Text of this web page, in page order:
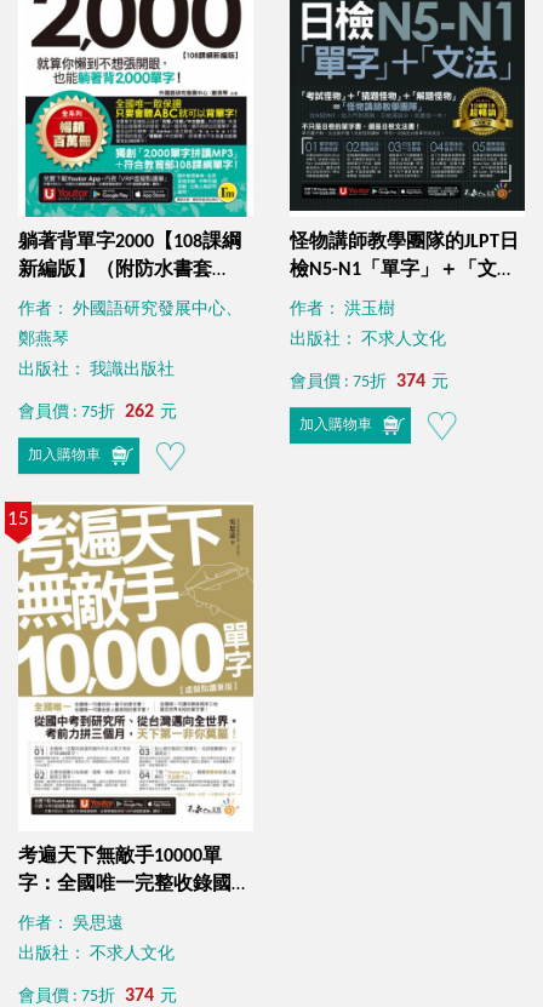
躺著背單字2000【108課綱
新編版】（附防水書套
+Youtor App「內含虛擬點
讀筆」）
作者： 外國語研究發展中心、
鄭燕琴
出版社： 我識出版社
會員價 : 75折 262 元
加入購物車
怪物講師教學團隊的JLPT日
檢N5-N1「單字」＋「文
法」（免費附贈「Youtor
App」內含VRP虛擬點讀
作者： 洪玉樹
出版社： 不求人文化
會員價 : 75折 374 元
加入購物車
15
考遍天下無敵手10000單
字：全國唯一完整收錄國內
外10大英文考試的必備單字
書【虛擬點讀筆版】（免費
VRP虛擬點讀筆）」＋名師
作者： 吳思遠
出版社： 不求人文化
會員價 : 75折 374 元